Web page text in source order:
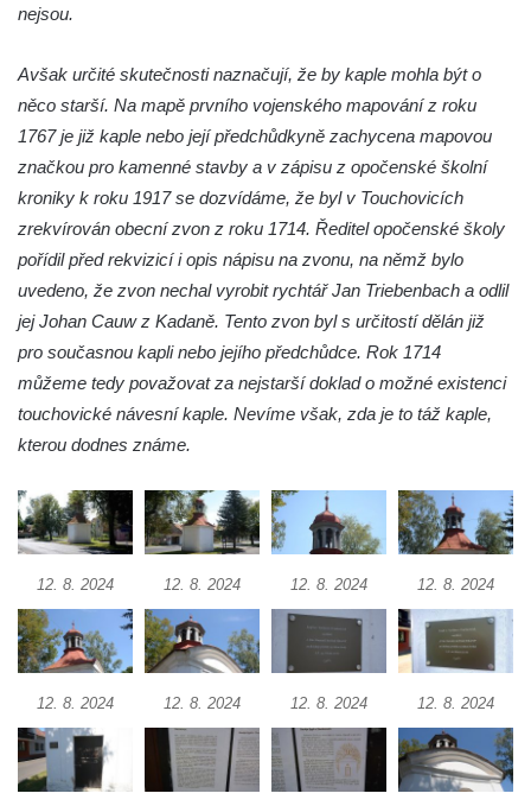
Křížová cesta Římov – II. kaple – Poslední
večeře Páně
Křížová cesta Římov – I. kaple – Loučení
Ježíše s Pannou Marií
Márnice na hřbitově v Římově
Kaple mezi Dolním Třebonínem a Horním
Třebonínem
Kaple v severní části Dolního Třebonína
Márnice na hřbitově v Rybniště
Vltavou
Kostel svatého Jiljí v Lužci nad Vltavou
Vojkovic
Kostel Nanebevzetí Panny Marie v Hostíně
u Vojkovic
Kaple svatého Bartoloměje v Bukolu
Hřbitovní kaple na hřbitově v Lužci nad
Vltavou
nejsou.
Avšak určité skutečnosti naznačují, že by kaple mohla být o
něco starší. Na mapě prvního vojenského mapování z roku
1767 je již kaple nebo její předchůdkyně zachycena mapovou
značkou pro kamenné stavby a v zápisu z opočenské školní
kroniky k roku 1917 se dozvídáme, že byl v Touchovicích
zrekvírován obecní zvon z roku 1714. Ředitel opočenské školy
pořídil před rekvizicí i opis nápisu na zvonu, na němž bylo
uvedeno, že zvon nechal vyrobit rychtář Jan Triebenbach a odlil
jej Johan Cauw z Kadaně. Tento zvon byl s určitostí dělán již
pro současnou kapli nebo jejího předchůdce. Rok 1714
můžeme tedy považovat za nejstarší doklad o možné existenci
touchovické návesní kaple. Nevíme však, zda je to táž kaple,
kterou dodnes známe.
12. 8. 2024 12. 8. 2024 12. 8. 2024 12. 8. 2024
12. 8. 2024 12. 8. 2024 12. 8. 2024 12. 8. 2024